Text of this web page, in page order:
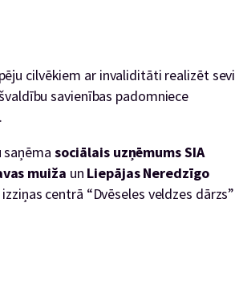
cilvēkiem ar invaliditāti realizēt sevi
savienības padomniece
sociālais uzņēmums SIA
muiža un Liepājas Neredzīgo
centrā “Dvēseles veldzes dārzs”